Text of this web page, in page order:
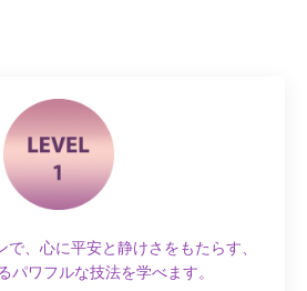
、心に平安と静けさをもたらす、
パワフルな技法を学べます。